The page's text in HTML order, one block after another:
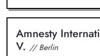
Amnesty
V. // Berlin